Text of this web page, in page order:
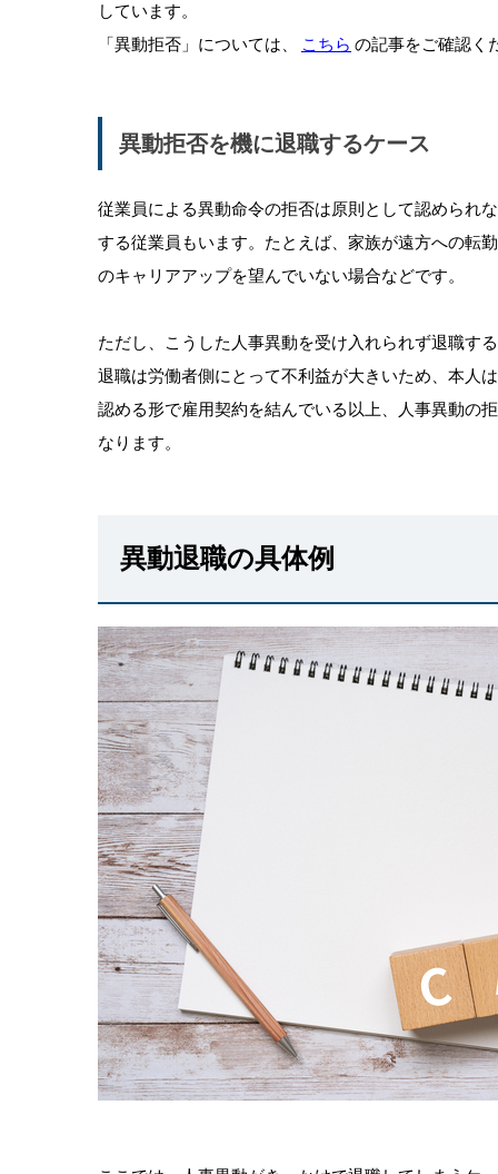
しています。
「異動拒否」については、
こちら の記事をご確認く
異動拒否を機に退職するケース
従業員による異動命令の拒否は原則として認められ
する従業員もいます。たとえば、家族が遠方への転
のキャリアアップを望んでいない場合などです。
ただし、こうした人事異動を受け入れられず退職す
退職は労働者側にとって不利益が大きいため、本人
認める形で雇用契約を結んでいる以上、人事異動の
なります。
異動退職の具体例